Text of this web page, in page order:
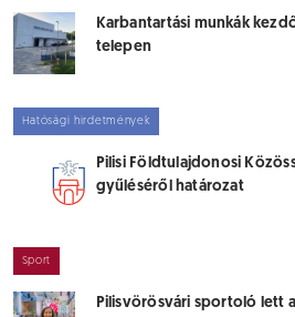
Karbantartási munkák
telepen
Hatósági hirdetmények
Pilisi Földtulajdonosi
gyűléséről határozat
Sport
Pilisvörösvári sportoló lett